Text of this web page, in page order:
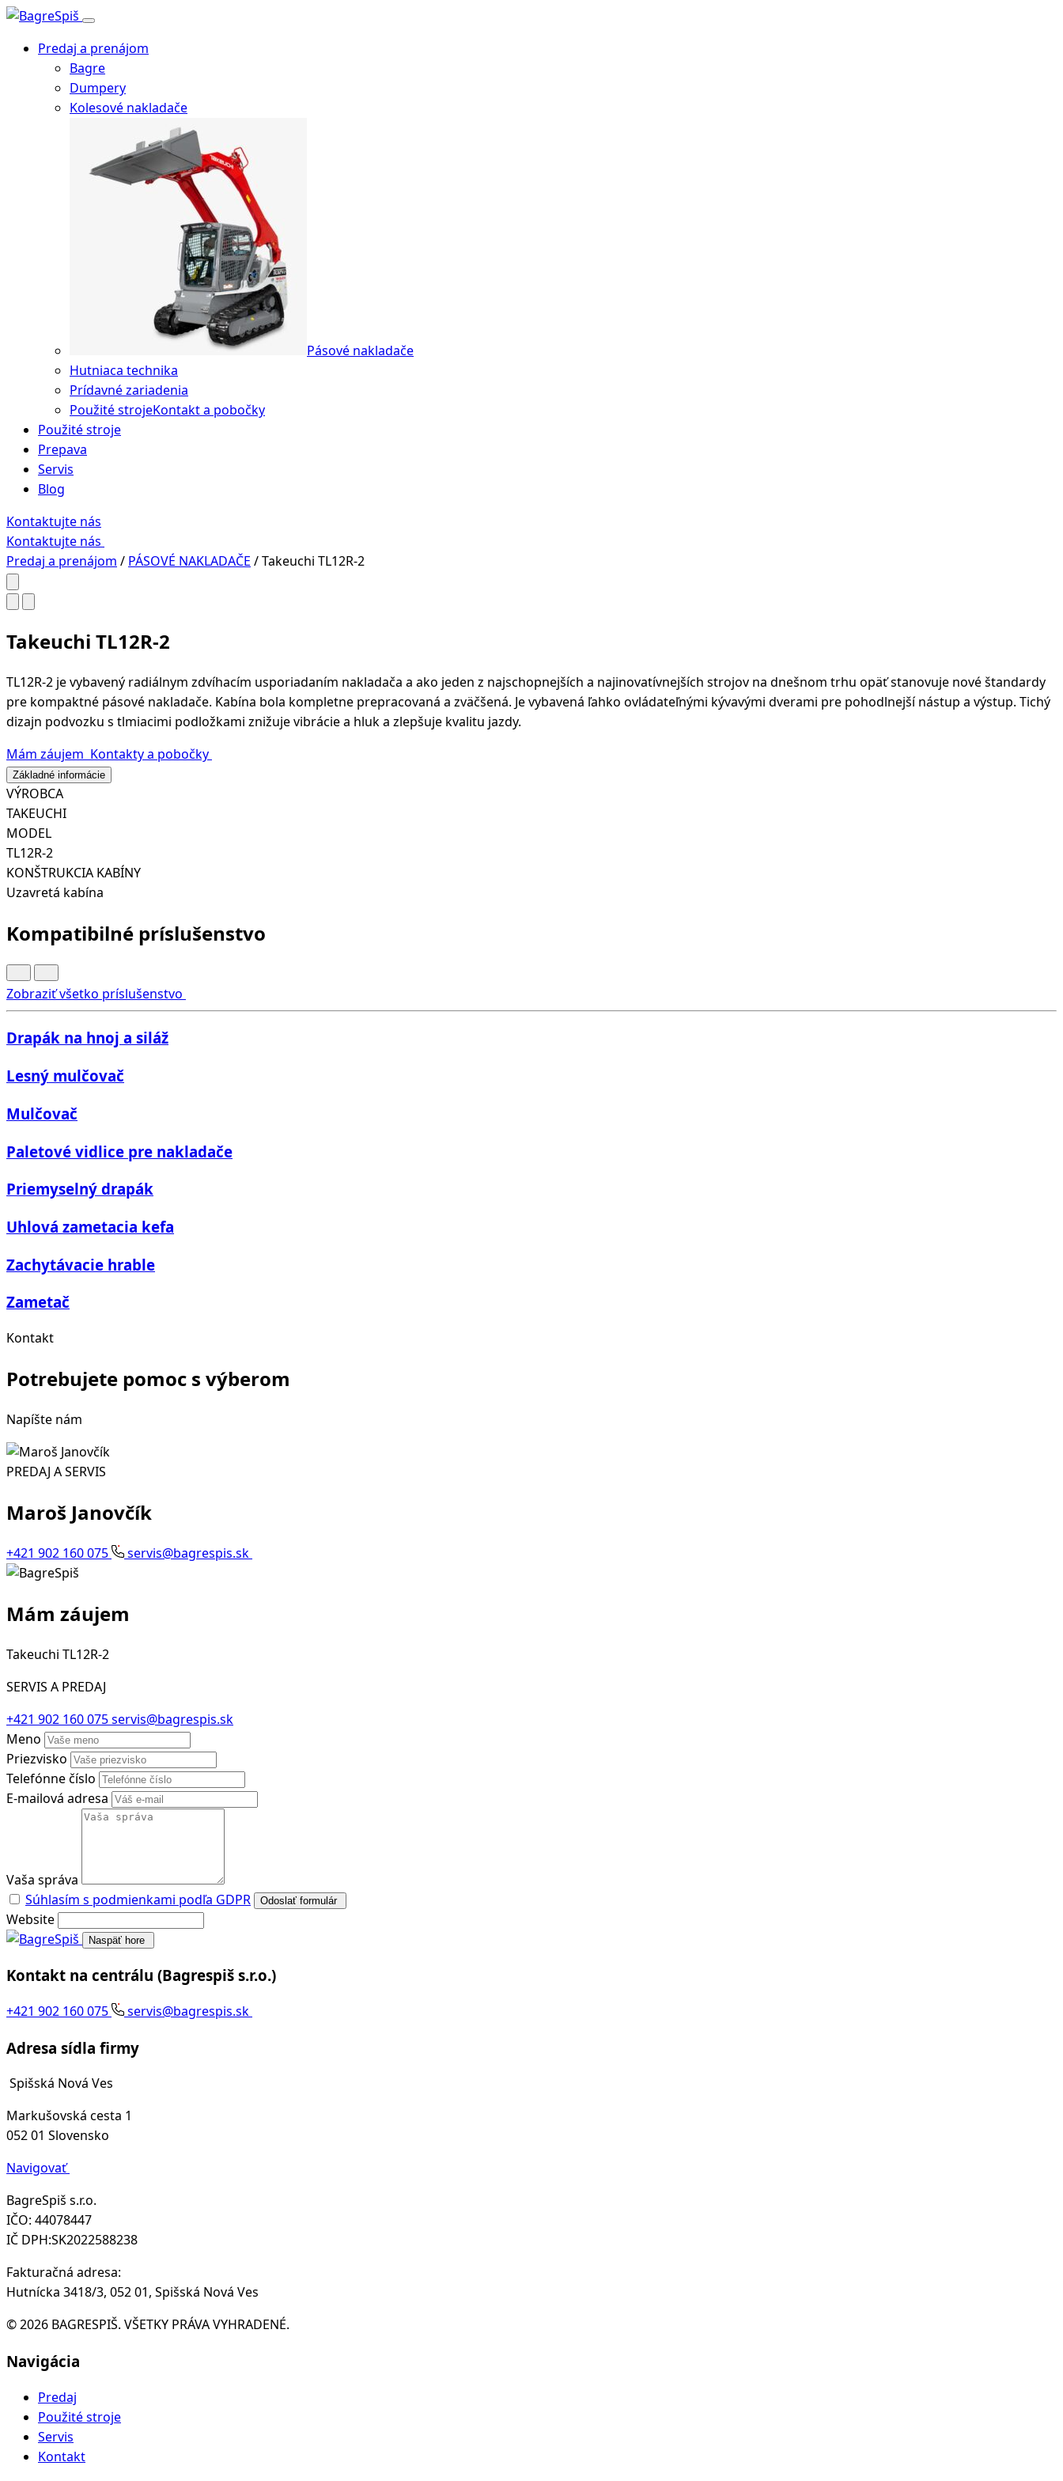
Predaj a prenájom
Bagre
Dumpery
Kolesové nakladače
Pásové nakladače
Hutniaca technika
Prídavné zariadenia
Použité strojeKontakt a pobočky
Použité stroje
Prepava
Servis
Blog
Kontaktujte nás
Kontaktujte nás
Predaj a prenájom / PÁSOVÉ NAKLADAČE /Takeuchi TL12R-2
Takeuchi TL12R-2
TL12R-2 je vybavený radiálnym zdvíhacím usporiadaním nakladača a ako jeden z najschopnejších a najinovatívnejších strojov na dnešnom trhu opäť stanovuje nové štandardy
pre kompaktné pásové nakladače. Kabína bola kompletne prepracovaná a zväčšená. Je vybavená ľahko ovládateľnými kývavými dverami pre pohodlnejší nástup a výstup. Tichý
dizajn podvozku s tlmiacimi podložkami znižuje vibrácie a hluk a zlepšuje kvalitu jazdy.
Mám záujem Kontakty a pobočky
Základné informácie
VÝROBCA
TAKEUCHI
MODEL
TL12R-2
KONŠTRUKCIA KABÍNY
Uzavretá kabína
Kompatibilné príslušenstvo
Zobraziť všetko príslušenstvo
Drapák na hnoj a siláž
Lesný mulčovač
Mulčovač
Paletové vidlice pre nakladače
Priemyselný drapák
Uhlová zametacia kefa
Zachytávacie hrable
Zametač
Kontakt
Potrebujete pomoc s výberom
Napíšte nám
PREDAJ A SERVIS
Maroš Janovčík
+421 902 160 075 servis@bagrespis.sk
Mám záujem
Takeuchi TL12R-2
SERVIS A PREDAJ
+421 902 160 075servis@bagrespis.sk
Meno
Priezvisko
Telefónne číslo
E-mailová adresa
Vaša správa
Súhlasím s podmienkami podľa GDPR
Odoslať formulár
Website
Naspäť hore
Kontakt na centrálu (Bagrespiš s.r.o.)
+421 902 160 075 servis@bagrespis.sk
Adresa sídla firmy
Spišská Nová Ves
Markušovská cesta 1
052 01 Slovensko
Navigovať
BagreSpiš s.r.o.
IČO: 44078447
IČ DPH:SK2022588238
Fakturačná adresa:
Hutnícka 3418/3, 052 01, Spišská Nová Ves
© 2026 BAGRESPIŠ. VŠETKY PRÁVA VYHRADENÉ.
Navigácia
Predaj
Použité stroje
Servis
Kontakt